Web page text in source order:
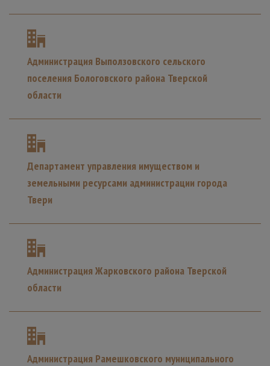
Администрация Выползовского сельского
поселения Бологовского района Тверской
области
Департамент управления имуществом и
земельными ресурсами администрации города
Твери
Администрация Жарковского района Тверской
области
Администрация Рамешковского муниципального